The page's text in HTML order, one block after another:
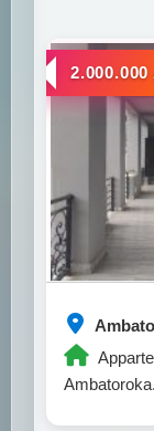
Ambatoroka.
a louer
2.000.000